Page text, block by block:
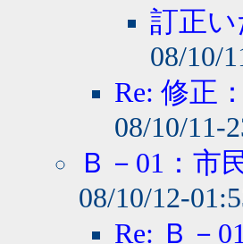
訂正い
08/10/
Re: 修正
08/10/11-
Ｂ－01：市
08/10/12-
Re: Ｂ－